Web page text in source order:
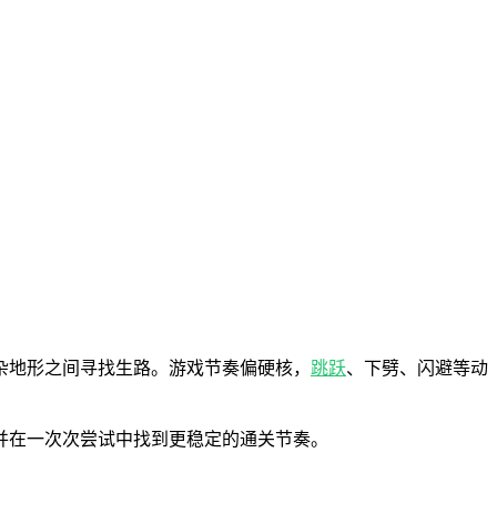
形之间寻找生路。游戏节奏偏硬核， 跳跃、下劈、闪避等动
一次次尝试中找到更稳定的通关节奏。